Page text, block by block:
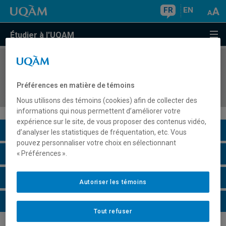
FR EN
Étudier à l'UQAM
COURS//
mathématiques
Description du cours
Horaire - Été 2026
Horaire - Automne 2026
Horaire - Hiver 2027
Préférences en matière de témoins
Nous utilisons des témoins (cookies) afin de collecter des
informations qui nous permettent d’améliorer votre
expérience sur le site, de vous proposer des contenus vidéo,
d’analyser les statistiques de fréquentation, etc. Vous
pouvez personnaliser votre choix en sélectionnant
« Préférences ».
Tout refuser
Autoriser les témoins